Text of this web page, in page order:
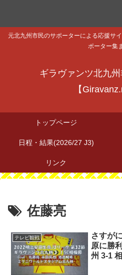
元北九州市民のサポーターによる応援サ
ポーター集
ギラヴァンツ北九
【
トップページ
日程・結果(2026/27 J3)
リンク
佐藤亮
テレビ観戦
さすが
原に勝
州 3-1